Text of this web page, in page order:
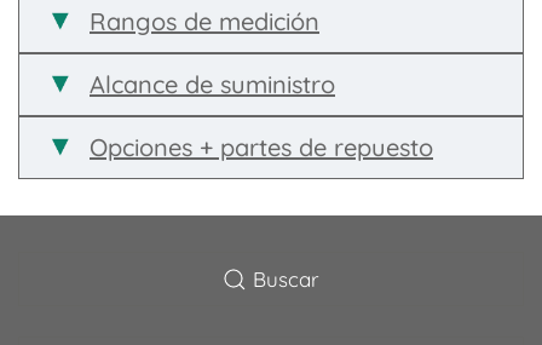
Rangos de medición
Alcance de suministro
Opciones + partes de repuesto
Buscar